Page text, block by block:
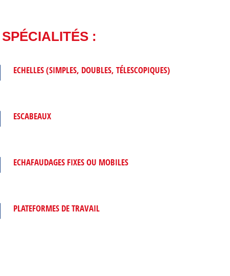
:
ECHELLES (SIMPLES, DOUBLES, TÉLESCOPIQUES)
ESCABEAUX
ECHAFAUDAGES FIXES OU MOBILES
PLATEFORMES DE TRAVAIL